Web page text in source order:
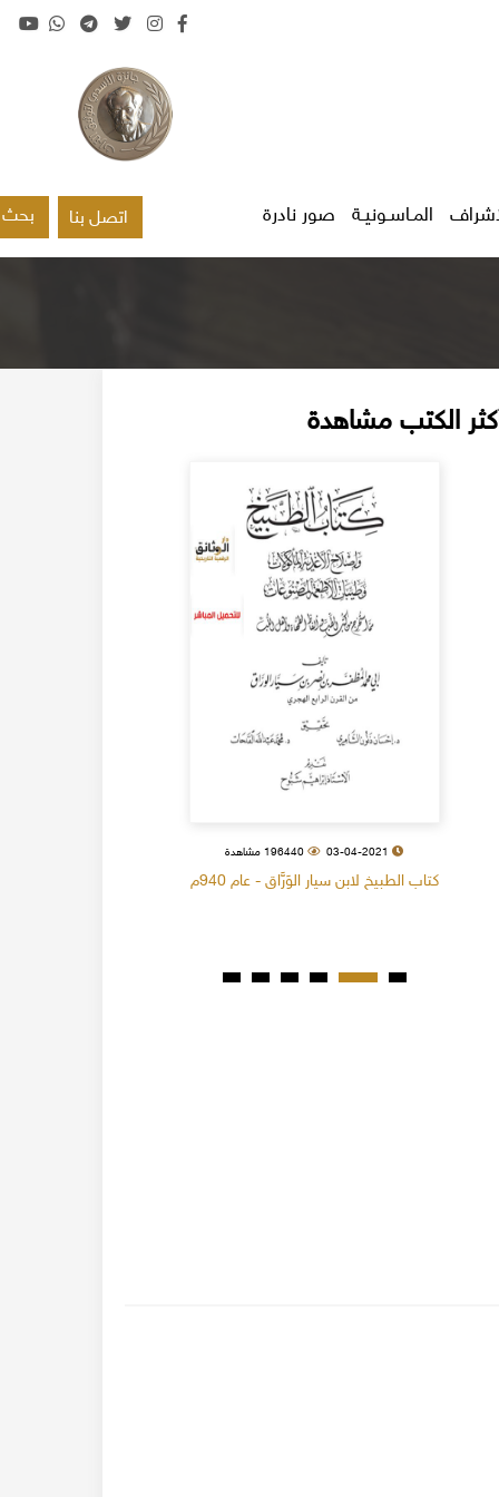
المـاسـونيـة صور نادرة اتصل بنا بحث
الكتب مشاهدة
03-04-2021 196440 مشاهدة
كتاب الطبيخ لابن سيار الوَرَّاق - عام 940م